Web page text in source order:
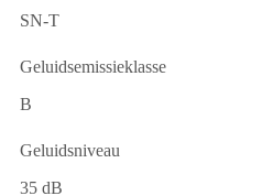
SN-T
Geluidsemissieklasse
B
Geluidsniveau
35 dB